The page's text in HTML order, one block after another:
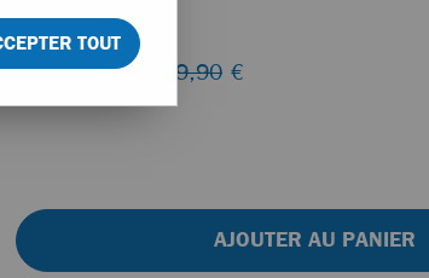
au lieu de 39,90 €
AJOUTER AU PANIER
TOUT